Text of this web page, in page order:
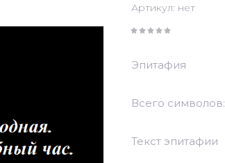
Артикул: нет
Эпитафия
Всего символов:
Текст эпитафии